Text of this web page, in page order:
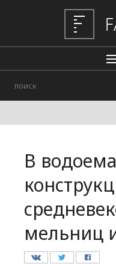
В
мельниц